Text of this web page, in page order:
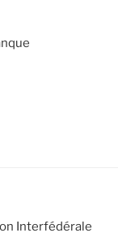
Interfédérale